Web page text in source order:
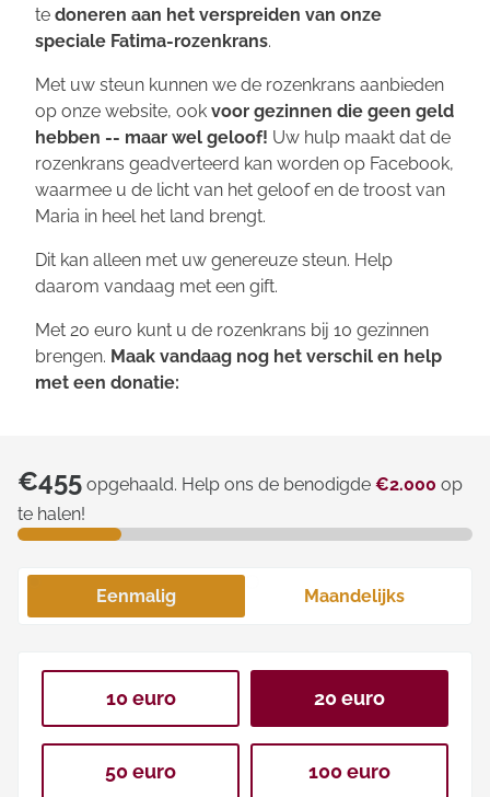
te doneren aan het verspreiden van onze
speciale Fatima-rozenkrans.
Met uw steun kunnen we de rozenkrans aanbieden
op onze website, ook voor gezinnen die geen geld
hebben -- maar wel geloof! Uw hulp maakt dat de
rozenkrans geadverteerd kan worden op Facebook,
waarmee u de licht van het geloof en de troost van
Maria in heel het land brengt.
Dit kan alleen met uw genereuze steun. Help
daarom vandaag met een gift.
Met 20 euro kunt u de rozenkrans bij 10 gezinnen
brengen. Maak vandaag nog het verschil en help
met een donatie:
€455 opgehaald. Help ons de benodigde €2.000 op
te halen!
Eenmalig Maandelijks
10 euro 20 euro
50 euro 100 euro